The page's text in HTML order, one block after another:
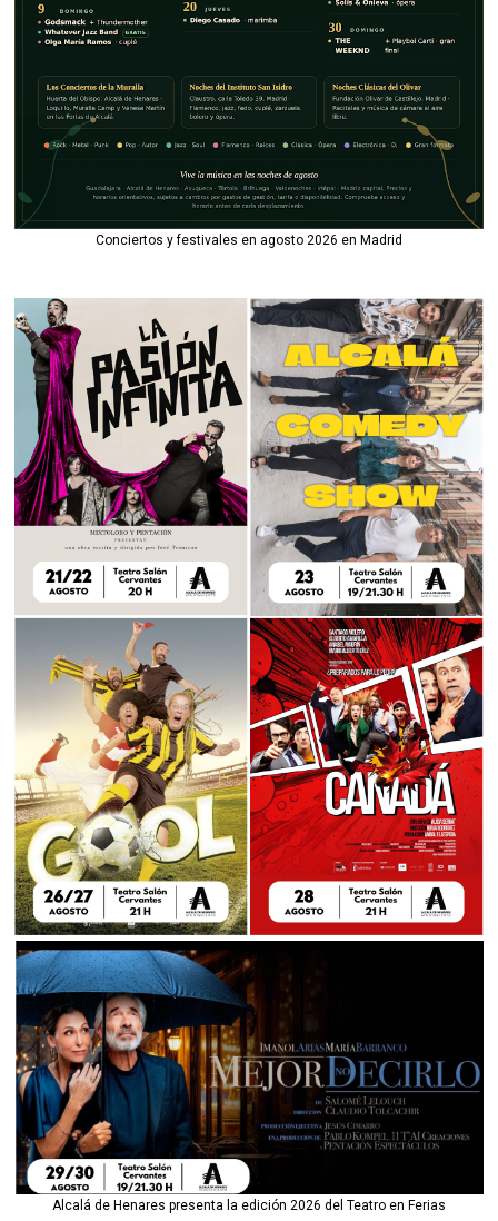
Conciertos y festivales en agosto 2026 en Madrid
Alcalá de Henares presenta la edición 2026 del Teatro en Ferias